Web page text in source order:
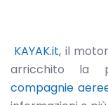
KAYAK.it, il
arricchito la
compagnie